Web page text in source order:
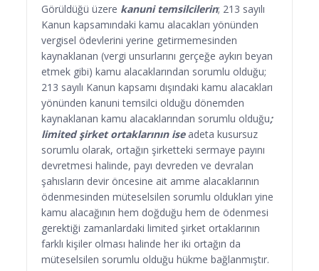
Görüldüğü üzere kanuni temsilcilerin; 213 sayılı
Kanun kapsamındaki kamu alacakları yönünden
vergisel ödevlerini yerine getirmemesinden
kaynaklanan (vergi unsurlarını gerçeğe aykırı beyan
etmek gibi) kamu alacaklarından sorumlu olduğu;
213 sayılı Kanun kapsamı dışındaki kamu alacakları
yönünden kanuni temsilci olduğu dönemden
kaynaklanan kamu alacaklarından sorumlu olduğu;
limited şirket ortaklarının iseadeta kusursuz
sorumlu olarak, ortağın şirketteki sermaye payını
devretmesi halinde, payı devreden ve devralan
şahısların devir öncesine ait amme alacaklarının
ödenmesinden müteselsilen sorumlu oldukları yine
kamu alacağının hem doğduğu hem de ödenmesi
gerektiği zamanlardaki limited şirket ortaklarının
farklı kişiler olması halinde her iki ortağın da
müteselsilen sorumlu olduğu hükme bağlanmıştır.